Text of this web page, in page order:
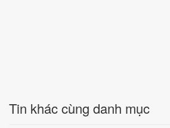
Tin khác cùng danh mục